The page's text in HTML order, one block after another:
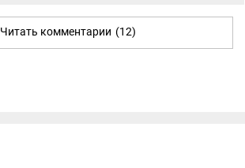
Читать комментарии (12)